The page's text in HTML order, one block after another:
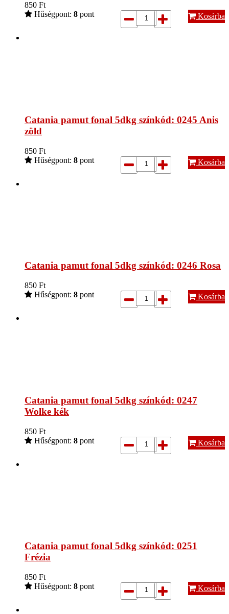
850 Ft
Hűségpont: 8 pont Kosárba
Catania pamut fonal 5dkg színkód: 0245 Anis
zöld
850 Ft
Hűségpont: 8 pont Kosárba
Catania pamut fonal 5dkg színkód: 0246 Rosa
850 Ft
Hűségpont: 8 pont Kosárba
Catania pamut fonal 5dkg színkód: 0247
Wolke kék
850 Ft
Hűségpont: 8 pont Kosárba
Catania pamut fonal 5dkg színkód: 0251
Frézia
850 Ft
Hűségpont: 8 pont Kosárba